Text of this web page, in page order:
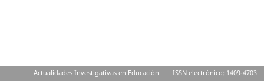
Actualidades Investigativas en Educación ISSN electrónico: 1409-4703